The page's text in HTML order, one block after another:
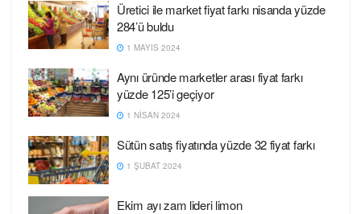
Üretici ile market fiyat farkı nisanda yüzde
284’ü buldu
1 MAYIS 2024
Aynı üründe marketler arası fiyat farkı
yüzde 125’i geçiyor
1 NISAN 2024
Sütün satış fiyatında yüzde 32 fiyat farkı
1 ŞUBAT 2024
Ekim ayı zam lideri limon